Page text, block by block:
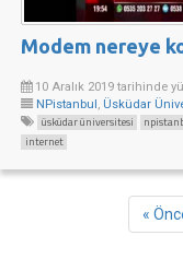
Modem nereye
10 Aralık 2019 tarihinde
NPistanbul, Üsküdar
üsküdar üniversitesi
internet
«